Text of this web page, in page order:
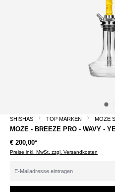
SHISHAS TOP MARKEN MOZE
MOZE - BREEZE PRO - WAVY -
€ 200,00*
Preise inkl. MwSt. zzgl. Versandkosten